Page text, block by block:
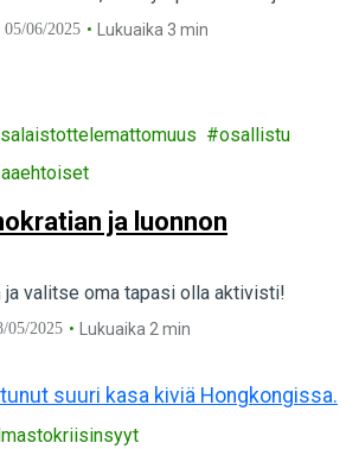
Onneksi me voimme taistella vastaan.
05/06/2025 Lukuaika 3 min
osallistu
ja luonnon
ja valitse oma tapasi olla aktivisti!
05/2025 Lukuaika 2 min